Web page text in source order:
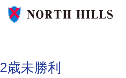
2歳未勝利